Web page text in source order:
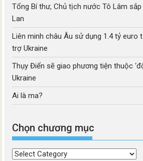
Tổng Bí thư, Chủ tịch nước Tô Lâm
Lan
Liên minh châu Âu sử dụng 1.4 tỷ euro
trợ Ukraine
Thụy Điển sẽ giao phương tiện thuộc
Ukraine
Ai là ma?
Chọn chương mục
Chọn